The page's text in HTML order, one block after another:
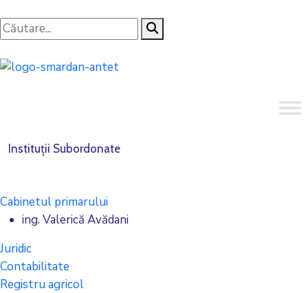
Instituții Subordonate
Cabinetul primarului
ing. Valerică Avădani
Juridic
Contabilitate
Registru agricol